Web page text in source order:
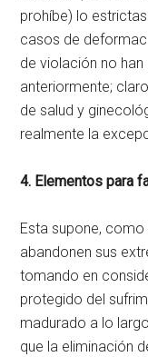
prohíbe) lo
casos de
de violación no
anteriormente;
de salud y
realmente la
4. Elementos para
Esta supone, como
abandonen sus
tomando en
protegido del
madurado a lo
que la eliminación